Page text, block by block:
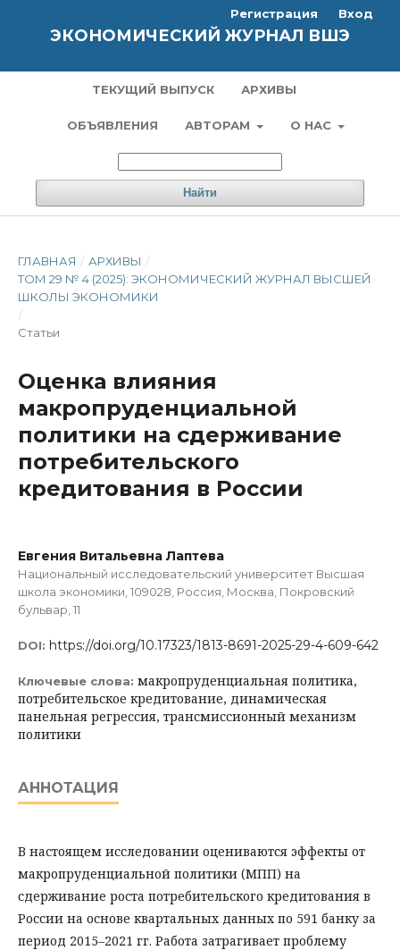
ЭКОНОМИЧЕСКИЙ ЖУРНАЛ ВШЭ
ТЕКУЩИЙ ВЫПУСК АРХИВЫ
ОБЪЯВЛЕНИЯ АВТОРАМ О НАС
Найти
Регистрация Вход
ГЛАВНАЯ / АРХИВЫ /
ТОМ 29 № 4 (2025): ЭКОНОМИЧЕСКИЙ ЖУРНАЛ ВЫСШЕЙ
ШКОЛЫ ЭКОНОМИКИ
/
Статьи
Оценка влияния
макропруденциальной
политики на сдерживание
потребительского
кредитования в России
Евгения Витальевна Лаптева
Национальный исследовательский университет Высшая
школа экономики, 109028, Россия, Москва, Покровский
бульвар, 11
DOI: https://doi.org/10.17323/1813-8691-2025-29-4-609-642
Ключевые слова: макропруденциальная политика,
потребительское кредитование, динамическая
панельная регрессия, трансмиссионный механизм
политики
АННОТАЦИЯ
В настоящем исследовании оцениваются эффекты от
макропруденциальной политики (МПП) на
сдерживание роста потребительского кредитования в
России на основе квартальных данных по 591 банку за
период 2015–2021 гг. Работа затрагивает проблему